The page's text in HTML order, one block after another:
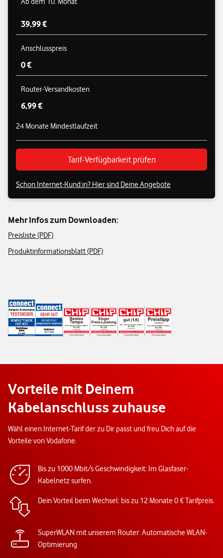
39,99 €
Anschlusspreis
0 €
Router-Versandkosten
6,99 €
24 Monate Mindestlaufzeit
Tarif-Verfügbarkeit prüfen
Schon Internet-Kund:in? Hier sind Deine Angebote
Mehr Infos zum Downloaden:
Preisliste (PDF)
Produktinformationsblatt (PDF)
Vorteile mit Deinem
Kabelanschluss zuhause
Wähl einen Internet-Tarif der zu Dir passt und freu Dich auf die
Vorteile von Vodafone.
Bis zu 1000 Mbit/s Geschwindigkeit: Im Glasfaser-
Kabelnetz surfen.
Dein Vorteil beim Wechsel: bis zu 12 Monate 0 € Tarifpreis.
SuperWLAN mit unserem Router: Automatische WLAN-
Optimierung